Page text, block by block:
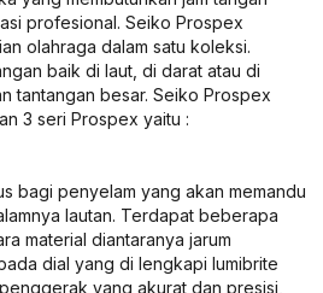
profesional. Seiko Prospex
olahraga dalam satu koleksi.
baik di laut, di darat atau di
tantangan besar. Seiko Prospex
3 seri Prospex yaitu :
bagi penyelam yang akan memandu
lautan. Terdapat beberapa
material diantaranya jarum
dial yang di lengkapi lumibrite
yang akurat dan presisi,